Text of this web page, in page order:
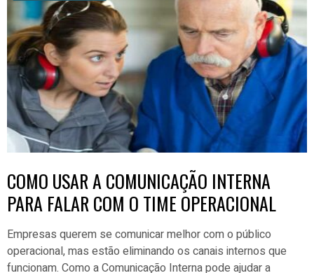
COMO USAR A COMUNICAÇÃO INTERNA
PARA FALAR COM O TIME OPERACIONAL
Empresas querem se comunicar melhor com o público
operacional, mas estão eliminando os canais internos que
funcionam. Como a Comunicação Interna pode ajudar a